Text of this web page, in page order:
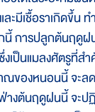
ะมีเชื้อราเกิดขึ้น ท
การปลูกต้นฤดูฝ
เป็นแมลงศัตรูที่ส
ของหนอนนี้ จะล
งต้นฤดูฝนนี้ จะป